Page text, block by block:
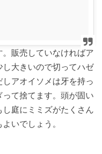
販売していなければア
大きいので切ってハゼ
アオイソメは牙を持っ
て捨てます。頭が固い
庭にミミズがたくさん
いでしょう。